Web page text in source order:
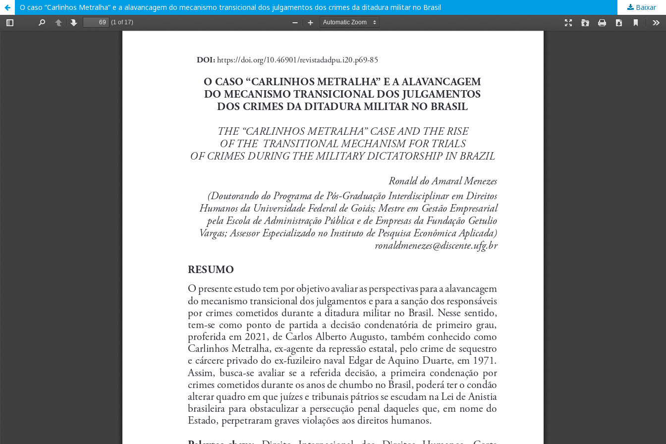
O caso “Carlinhos Metralha” e a alavancagem do mecanismo transicional dos julgamentos dos crimes da ditadura militar no Brasil Baixar